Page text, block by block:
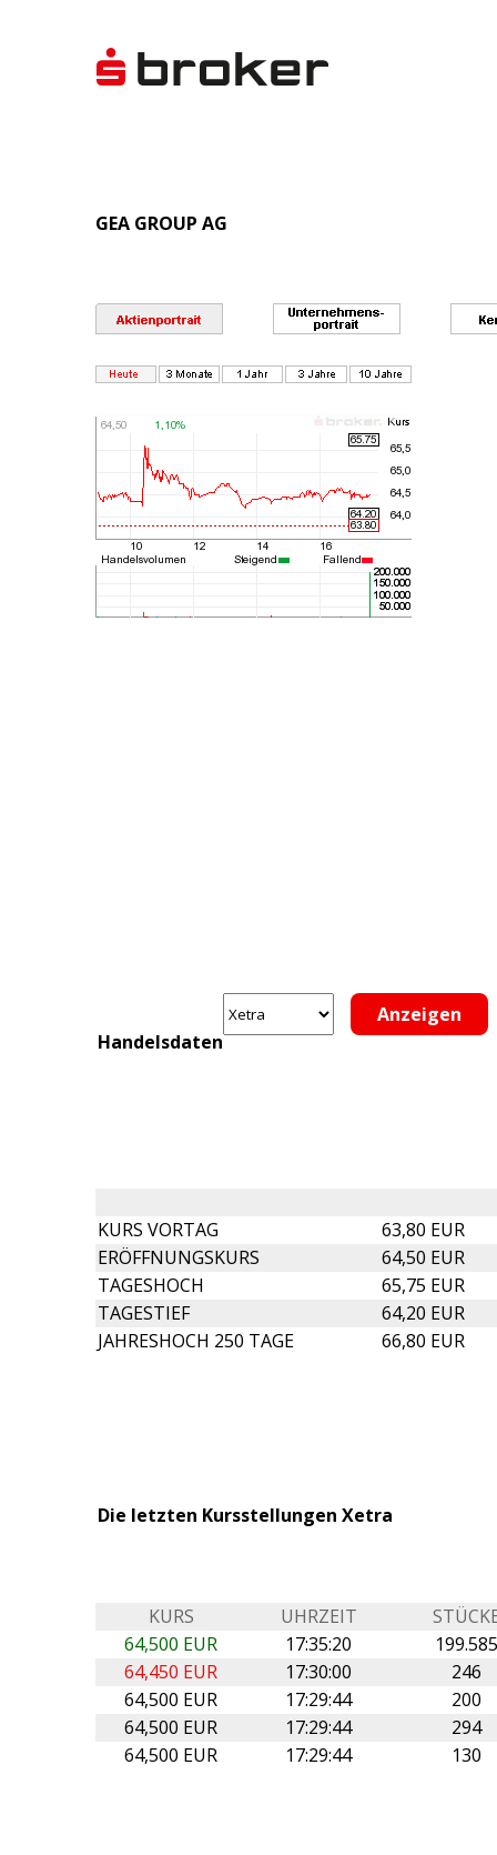
GEA GROUP AG
Handelsdaten
KURS VORTAG
63,80 EUR
ERÖFFNUNGSKURS
64,50 EUR
TAGESHOCH
65,75 EUR
TAGESTIEF
64,20 EUR
JAHRESHOCH 250 TAGE
66,80 EUR
Die letzten Kursstellungen Xetra
KURS UHRZEIT
64,500 EUR
17:35:20
64,450 EUR
17:30:00
246
64,500 EUR
17:29:44
200
64,500 EUR
17:29:44
294
64,500 EUR
17:29:44 130